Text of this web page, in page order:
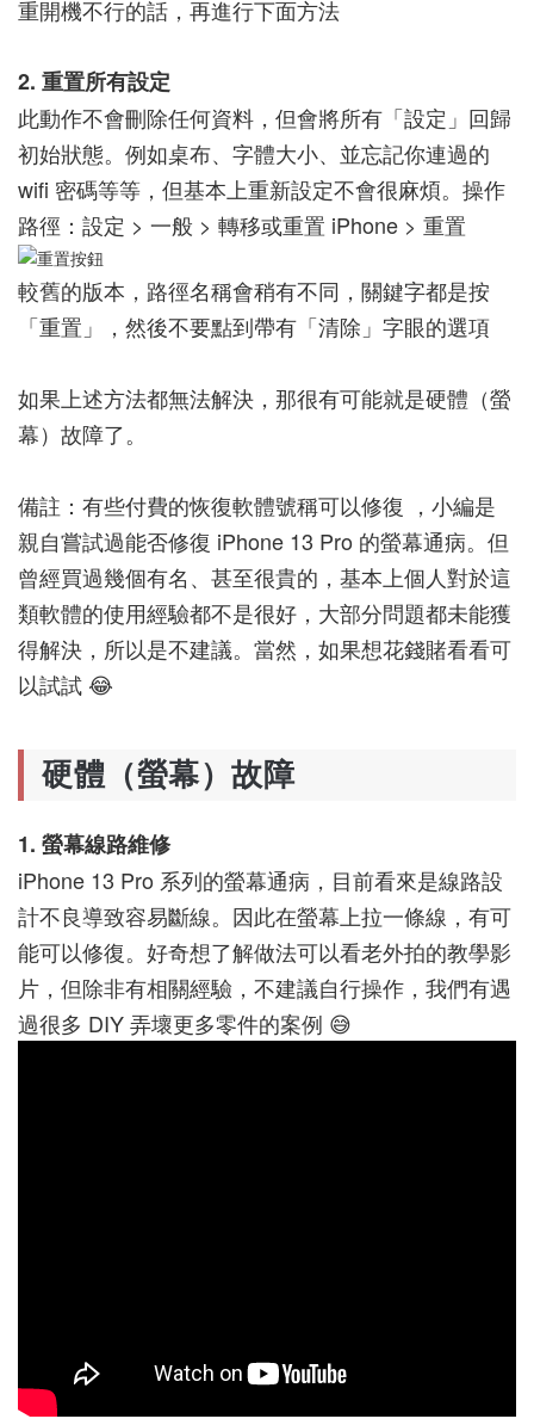
重開機不行的話，再進行下面方法
2. 重置所有設定
此動作不會刪除任何資料，但會將所有「設定」回歸
初始狀態。例如桌布、字體大小、並忘記你連過的
wifi 密碼等等，但基本上重新設定不會很麻煩。操作
路徑：設定 > 一般 > 轉移或重置 iPhone > 重置
較舊的版本，路徑名稱會稍有不同，關鍵字都是按
「重置」，然後不要點到帶有「清除」字眼的選項
如果上述方法都無法解決，那很有可能就是硬體（螢
幕）故障了。
備註：有些付費的恢復軟體號稱可以修復 ，小編是
親自嘗試過能否修復 iPhone 13 Pro 的螢幕通病。但
曾經買過幾個有名、甚至很貴的，基本上個人對於這
類軟體的使用經驗都不是很好，大部分問題都未能獲
得解決，所以是不建議。當然，如果想花錢賭看看可
以試試 😂
硬體（螢幕）故障
1. 螢幕線路維修
iPhone 13 Pro 系列的螢幕通病，目前看來是線路設
計不良導致容易斷線。因此在螢幕上拉一條線，有可
能可以修復。好奇想了解做法可以看老外拍的教學影
片，但除非有相關經驗，不建議自行操作，我們有遇
過很多 DIY 弄壞更多零件的案例 😅